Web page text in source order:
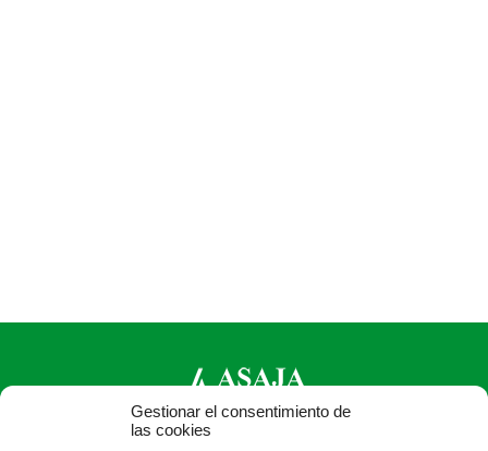
Gestionar el consentimiento de
las cookies